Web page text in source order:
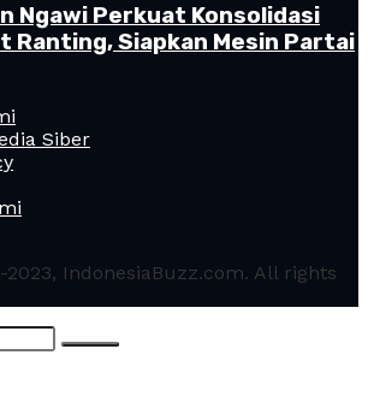
Ngawi Perkuat Konsolidasi
Ranting, Siapkan Mesin Partai
Siber
IndonesiaBuzz.com. All rights